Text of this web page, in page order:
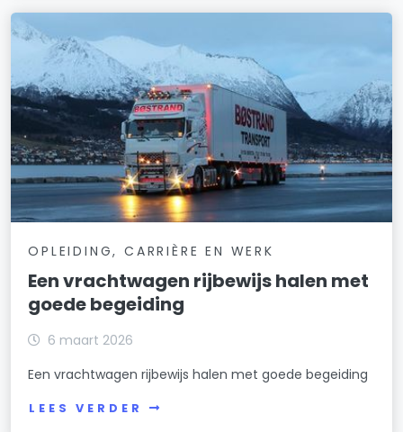
OPLEIDING, CARRIÈRE EN WERK
Een vrachtwagen rijbewijs halen met
goede begeiding
6 maart 2026
Een vrachtwagen rijbewijs halen met goede begeiding
LEES VERDER